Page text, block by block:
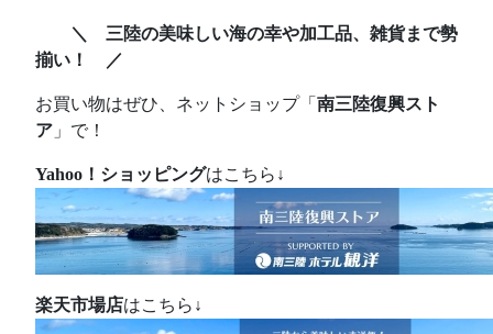
＼ 三陸の美味しい海の幸や加工品、雑貨まで勢
揃い！ ／
お買い物はぜひ、ネットショップ「 南三陸復興スト
ア 」で！
Yahoo！ショッピングはこちら↓
楽天市場店はこちら↓